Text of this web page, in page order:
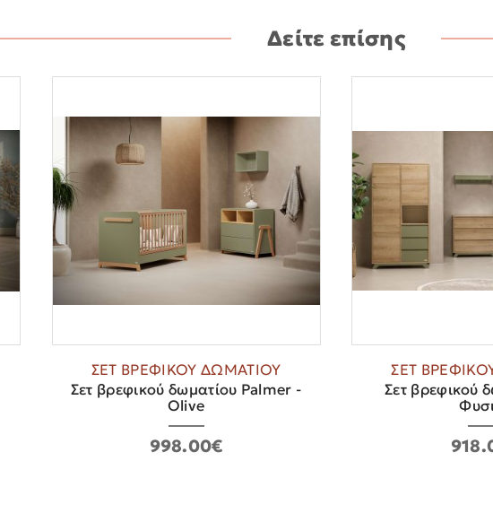
Δείτε επίσης
ΣΕΤ ΒΡΕΦΙΚΟΥ ΔΩΜΑΤΙΟΥ
Σετ βρεφικού δωματίου Palmer -
Olive
998.00€
ΣΕΤ
Σετ βρεφικού